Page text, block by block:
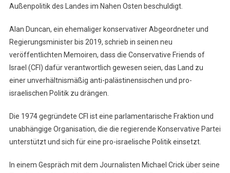
Außenpolitik des Landes im Nahen Osten beschuldigt.
Alan Duncan, ein ehemaliger konservativer Abgeordneter und
Regierungsminister bis 2019, schrieb in seinen neu
veröffentlichten Memoiren, dass die Conservative Friends of
Israel (CFI) dafür verantwortlich gewesen seien, das Land zu
einer unverhältnismäßig anti-palästinensischen und pro-
israelischen Politik zu drängen.
Die 1974 gegründete CFI ist eine parlamentarische Fraktion und
unabhängige Organisation, die die regierende Konservative Partei
unterstützt und sich für eine pro-israelische Politik einsetzt.
In einem Gespräch mit dem Journalisten Michael Crick über seine